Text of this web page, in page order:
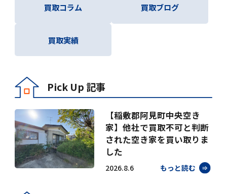
買取コラム 買取ブログ
買取実績
Pick Up 記事
【稲敷郡阿見町中央空き
家】他社で買取不可と判断
された空き家を買い取りま
した
2026.8.6 もっと読む